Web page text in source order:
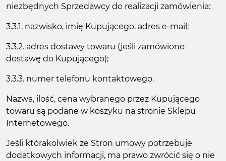
niezbędnych Sprzedawcy do realizacji zamówienia:
3.3.1. nazwisko, imię Kupującego, adres e-mail;
3.3.2. adres dostawy towaru (jeśli zamówiono
dostawę do Kupującego);
3.3.3. numer telefonu kontaktowego.
Nazwa, ilość, cena wybranego przez Kupującego
towaru są podane w koszyku na stronie Sklepu
Internetowego.
Jeśli którakolwiek ze Stron umowy potrzebuje
dodatkowych informacji, ma prawo zwrócić się o nie